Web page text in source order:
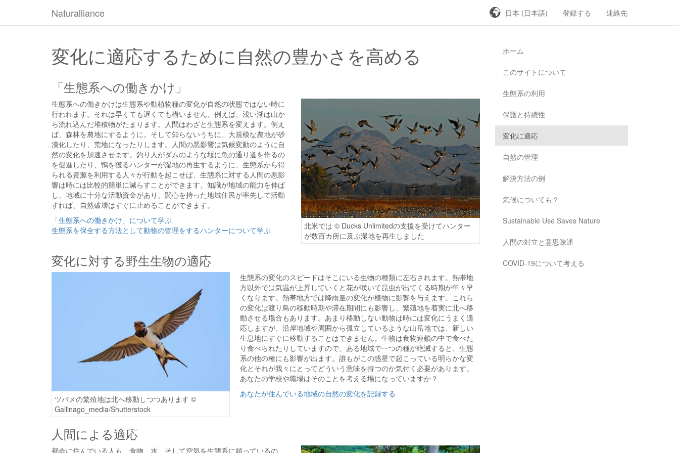
Naturalliance 日本 (日本語) 登録する 連絡先
変化に適応するために自然の豊かさを高める
「生態系への働きかけ」
北米では © Ducks Unlimitedの支援を受けてハンター
が数百カ所に及ぶ湿地を再生しました
生態系への働きかけは生態系や動植物種の変化が自然の状態ではない時に
行われます。それは早くても遅くても構いません。例えば、浅い湖は山か
ら流れ込んだ堆積物がたまります。人間はわざと生態系を変えます。例え
ば、森林を農地にするように。そして知らないうちに、大規模な農地が砂
漠化したり、荒地になったりします。人間の悪影響は気候変動のように自
然の変化を加速させます。釣り人がダムのような堰に魚の通り道を作るの
を促進したり、鴨を獲るハンターが湿地の再生するように、生態系から得
られる資源を利用する人々が行動を起こせば、生態系に対する人間の悪影
響は時には比較的簡単に減らすことができます。知識が地域の能力を伸ば
し、地域に十分な活動資金があり、関心を持った地域住民が率先して活動
すれば、自然破壊はすぐに止めることができます。
「生態系への働きかけ」について学ぶ
生態系を保全する方法として動物の管理をするハンターについて学ぶ
変化に対する野生生物の適応
ツバメの繁殖地は北へ移動しつつあります ©
Gallinago_media/Shutterstock
生態系の変化のスピードはそこにいる生物の種類に左右されます。熱帯地
方以外では気温が上昇していくと花が咲いて昆虫が出てくる時期が年々早
くなります。熱帯地方では降雨量の変化が植物に影響を与えます。これら
の変化は渡り鳥の移動時期や滞在期間にも影響し、繁殖地を着実に北へ移
動させる場合もあります。あまり移動しない動物は時には変化にうまく適
応しますが、沿岸地域や周囲から孤立しているような山岳地では、新しい
生息地にすぐに移動することはできません。生物は食物連鎖の中で食べた
り食べられたりしていますので、ある地域で一つの種が絶滅すると、生態
系の他の種にも影響が出ます。誰もがこの惑星で起こっている明らかな変
化とそれが我々にとってどういう意味を持つのか気付く必要があります。
あなたの学校や職場はそのことを考える場になっていますか？
あなたが住んでいる地域の自然の変化を記録する
人間による適応
都会に住んでいる人も、食物、水、そして空気を生態系に頼っているの
ホーム
このサイトについて
生態系の利用
保護と持続性
変化に適応
自然の管理
解決方法の例
気候についても？
Sustainable Use Saves Nature
人間の対立と意思疎通
COVID-19について考える